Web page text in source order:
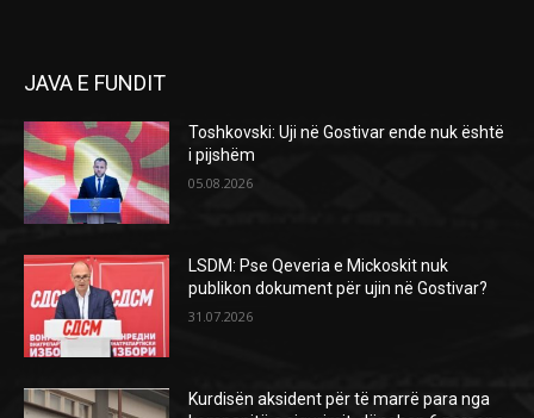
JAVA E FUNDIT
Toshkovski: Uji në Gostivar ende nuk është
i pijshëm
05.08.2026
LSDM: Pse Qeveria e Mickoskit nuk
publikon dokument për ujin në Gostivar?
31.07.2026
Kurdisën aksident për të marrë para nga